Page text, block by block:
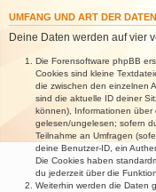
UMFANG UND ART DER
Deine Daten werden auf vier
Die Forensoftware phpBB
Cookies sind kleine
die zwischen den einzelnen
sind die aktuelle ID deiner
können), Informationen über
gelesen/ungelesen; sofern
Teilnahme an Umfragen
deine Benutzer-ID, ein
Die Cookies haben
du jederzeit über die
Weiterhin werden die Daten